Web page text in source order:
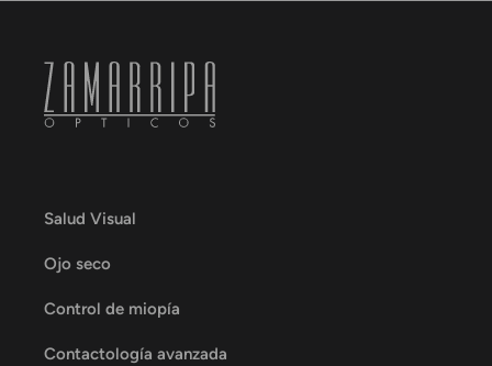
Salud Visual
Ojo seco
Control de miopía
Contactología avanzada